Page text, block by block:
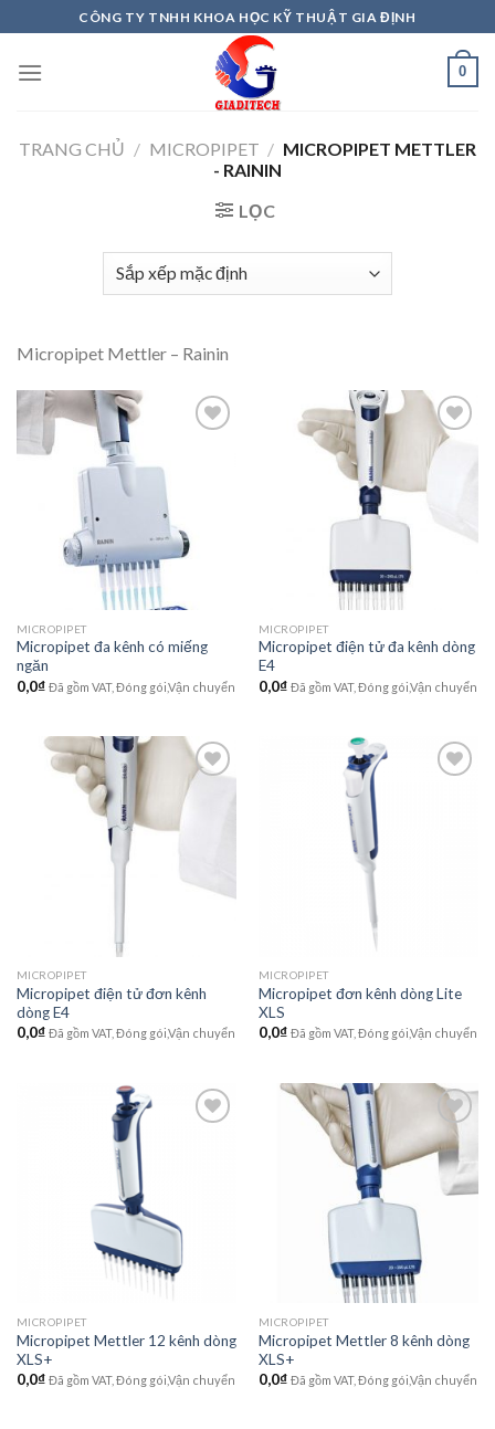
to
content
CÔNG TY TNHH KHOA HỌC KỸ THUẬT GIA ĐỊNH
0
TRANG CHỦ / MICROPIPET / MICROPIPET METTLER
- RAININ
LỌC
Micropipet Mettler – Rainin
MICROPIPET
Micropipet đa kênh có miếng
ngăn
0,0₫ Đã gồm VAT, Đóng gói,Vận chuyển
MICROPIPET
Micropipet điện tử đa kênh dòng
E4
0,0₫ Đã gồm VAT, Đóng gói,Vận chuyển
MICROPIPET
Micropipet điện tử đơn kênh
dòng E4
0,0₫ Đã gồm VAT, Đóng gói,Vận chuyển
MICROPIPET
Micropipet đơn kênh dòng Lite
XLS
0,0₫ Đã gồm VAT, Đóng gói,Vận chuyển
MICROPIPET
Micropipet Mettler 12 kênh dòng
XLS+
0,0₫ Đã gồm VAT, Đóng gói,Vận chuyển
Add to
wishlist
MICROPIPET
Micropipet Mettler 8 kênh dòng
XLS+
0,0₫ Đã gồm VAT, Đóng gói,Vận chuyển